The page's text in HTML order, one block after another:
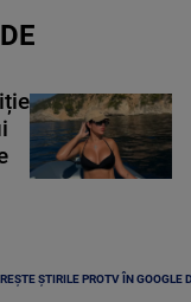
ȘTIRILE PROTV ÎN GOOGLE